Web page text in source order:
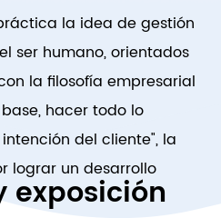
la idea de gestión
ser humano, orientados
la filosofía empresarial
hacer todo lo
del cliente", la
lograr un desarrollo
exposición